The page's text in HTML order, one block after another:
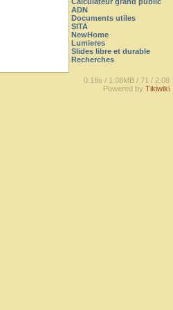
ADN
Documents utiles
SITA
NewHome
Lumieres
Slides libre et durable
Recherches
0.18s / 1.08MB / 71 / 2.08
Powered by Tikiwiki